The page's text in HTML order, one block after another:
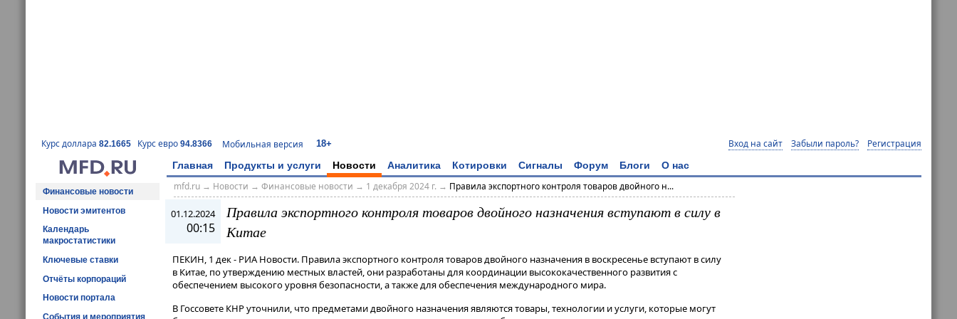
Курс доллара 82.1665 Курс евро 94.8366 Мобильная версия 18+ Вход на сайт Забыли пароль? Регистрация
Главная Продукты и услуги Новости Аналитика Котировки Сигналы Форум Блоги О нас
Финансовые новости
Новости эмитентов
Календарь
макростатистики
Ключевые ставки
Отчёты корпораций
Новости портала
События и мероприятия
mfd.ru→ Новости → Финансовые новости → 1 декабря 2024 г. → Правила экспортного контроля товаров двойного н...
01.12.2024
00:15
Правила экспортного контроля товаров двойного назначения вступают в силу в
Китае
ПЕКИН, 1 дек - РИА Новости. Правила экспортного контроля товаров двойного назначения в воскресенье вступают в силу
в Китае, по утверждению местных властей, они разработаны для координации высококачественного развития с
обеспечением высокого уровня безопасности, а также для обеспечения международного мира.
В Госсовете КНР уточнили, что предметами двойного назначения являются товары, технологии и услуги, которые могут